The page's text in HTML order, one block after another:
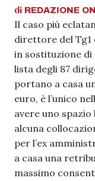
di REDAZIONE
Il caso più
direttore del Tg1
in sostituzione di
lista degli 87
portano a casa
euro, è l’unico
avere uno
alcuna
per l’ex
a casa una
massimo